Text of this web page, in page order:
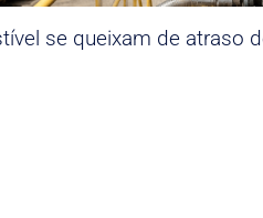
se queixam de atraso